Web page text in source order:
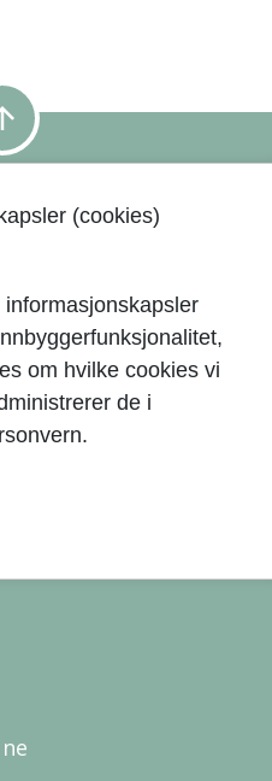
1, 4306
Sandnes
(cookies)
om hvilke cookies vi
de i